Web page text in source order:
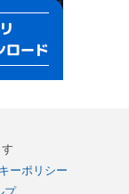
ーポリシー